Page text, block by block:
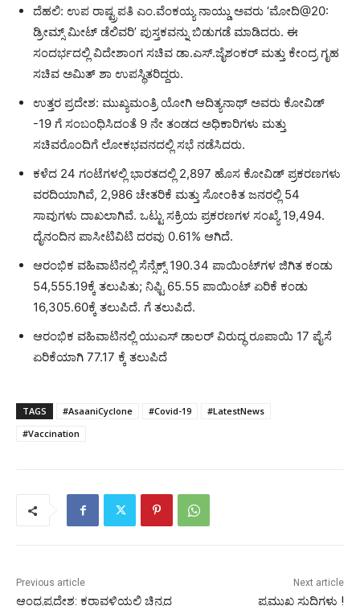
ದೆಹಲಿ: ಉಪ ರಾಷ್ಟ್ರಪತಿ ಎಂ.ವೆಂಕಯ್ಯ ನಾಯ್ಡು ಅವರು ‘ಮೋದಿ@20:
ಡ್ರೀಮ್ಸ್ ಮೀಟ್ ಡೆಲಿವರಿ’ ಪುಸ್ತಕವನ್ನು ಬಿಡುಗಡೆ ಮಾಡಿದರು. ಈ
ಸಂದರ್ಭದಲ್ಲಿ ವಿದೇಶಾಂಗ ಸಚಿವ ಡಾ.ಎಸ್.ಜೈಶಂಕರ್ ಮತ್ತು ಕೇಂದ್ರ ಗೃಹ
ಸಚಿವ ಅಮಿತ್ ಶಾ ಉಪಸ್ಥಿತರಿದ್ದರು.
ಉತ್ತರ ಪ್ರದೇಶ: ಮುಖ್ಯಮಂತ್ರಿ ಯೋಗಿ ಆದಿತ್ಯನಾಥ್ ಅವರು ಕೋವಿಡ್
-19 ಗೆ ಸಂಬಂಧಿಸಿದಂತೆ 9 ನೇ ತಂಡದ ಅಧಿಕಾರಿಗಳು ಮತ್ತು
ಸಚಿವರೊಂದಿಗೆ ಲೋಕಭವನದಲ್ಲಿ ಸಭೆ ನಡೆಸಿದರು.
ಕಳೆದ 24 ಗಂಟೆಗಳಲ್ಲಿ ಭಾರತದಲ್ಲಿ 2,897 ಹೊಸ ಕೋವಿಡ್ ಪ್ರಕರಣಗಳು
ವರದಿಯಾಗಿವೆ, 2,986 ಚೇತರಿಕೆ ಮತ್ತು ಸೋಂಕಿತ ಜನರಲ್ಲಿ 54
ಸಾವುಗಳು ದಾಖಲಾಗಿವೆ. ಒಟ್ಟು ಸಕ್ರಿಯ ಪ್ರಕರಣಗಳ ಸಂಖ್ಯೆ 19,494.
ದೈನಂದಿನ ಪಾಸೀಟಿವಿಟಿ ದರವು 0.61% ಆಗಿದೆ.
ಆರಂಭಿಕ ವಹಿವಾಟಿನಲ್ಲಿ ಸೆನ್ಸೆಕ್ಸ್ 190.34 ಪಾಯಿಂಟ್‌ಗಳ ಜಿಗಿತ ಕಂಡು
54,555.19ಕ್ಕೆ ತಲುಪಿತು; ನಿಫ್ಟಿ 65.55 ಪಾಯಿಂಟ್ ಏರಿಕೆ ಕಂಡು
16,305.60ಕ್ಕೆ ತಲುಪಿದೆ. ಗೆ ತಲುಪಿದೆ.
ಆರಂಭಿಕ ವಹಿವಾಟಿನಲ್ಲಿ ಯುಎಸ್ ಡಾಲರ್ ವಿರುದ್ಧ ರೂಪಾಯಿ 17 ಪೈಸೆ
ಏರಿಕೆಯಾಗಿ 77.17 ಕ್ಕೆ ತಲುಪಿದೆ
TAGS #AsaaniCyclone #Covid-19
#LatestNews
#Vaccination
Previous article
ಆಂಧ್ರಪ್ರದೇಶ: ಕರಾವಳಿಯಲ್ಲಿ ಚಿನ್ನದ
Next article
ಪ್ರಮುಖ ಸುದ್ದಿಗಳು !